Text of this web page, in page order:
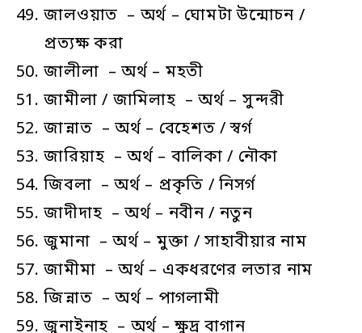
জালওয়াত – অর্থ – ঘোমটা উন্মোচন /
প্রত্যক্ষ করা
জালীলা – অর্থ – মহতী
জামীলা / জামিলাহ – অর্থ – সুন্দরী
জান্নাত – অর্থ – বেহেশত / স্বর্গ
জারিয়াহ – অর্থ – বালিকা / নৌকা
জিবলা – অর্থ – প্রকৃতি / নিসর্গ
জাদীদাহ – অর্থ – নবীন / নতুন
জুমানা – অর্থ – মুক্তা / সাহাবীয়ার নাম
জামীমা – অর্থ – একধরণের লতার নাম
জিন্নাত – অর্থ – পাগলামী
জুনাইনাহ – অর্থ – ক্ষুদ্র বাগান